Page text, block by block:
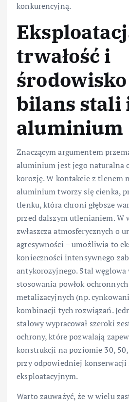
konkurencyjną.
trwałość i
bilans stali
aluminium
Znaczącym argumentem
aluminium jest jego naturalna
korozję. W kontakcie z tlenem
aluminium tworzy się cienka,
tlenku, która chroni głębsze
przed dalszym utlenianiem. W
zwłaszcza atmosferycznych o
agresywności – umożliwia to
konieczności intensywnego
antykorozyjnego. Stal węglowa
stosowania powłok
metalizacyjnych (np.
kombinacji tych rozwiązań.
stalowy wypracował szeroki
ochrony, które pozwalają
konstrukcji na poziomie 30,
przy odpowiedniej konserwacji
eksploatacyjnym.
Warto zauważyć, że w wielu